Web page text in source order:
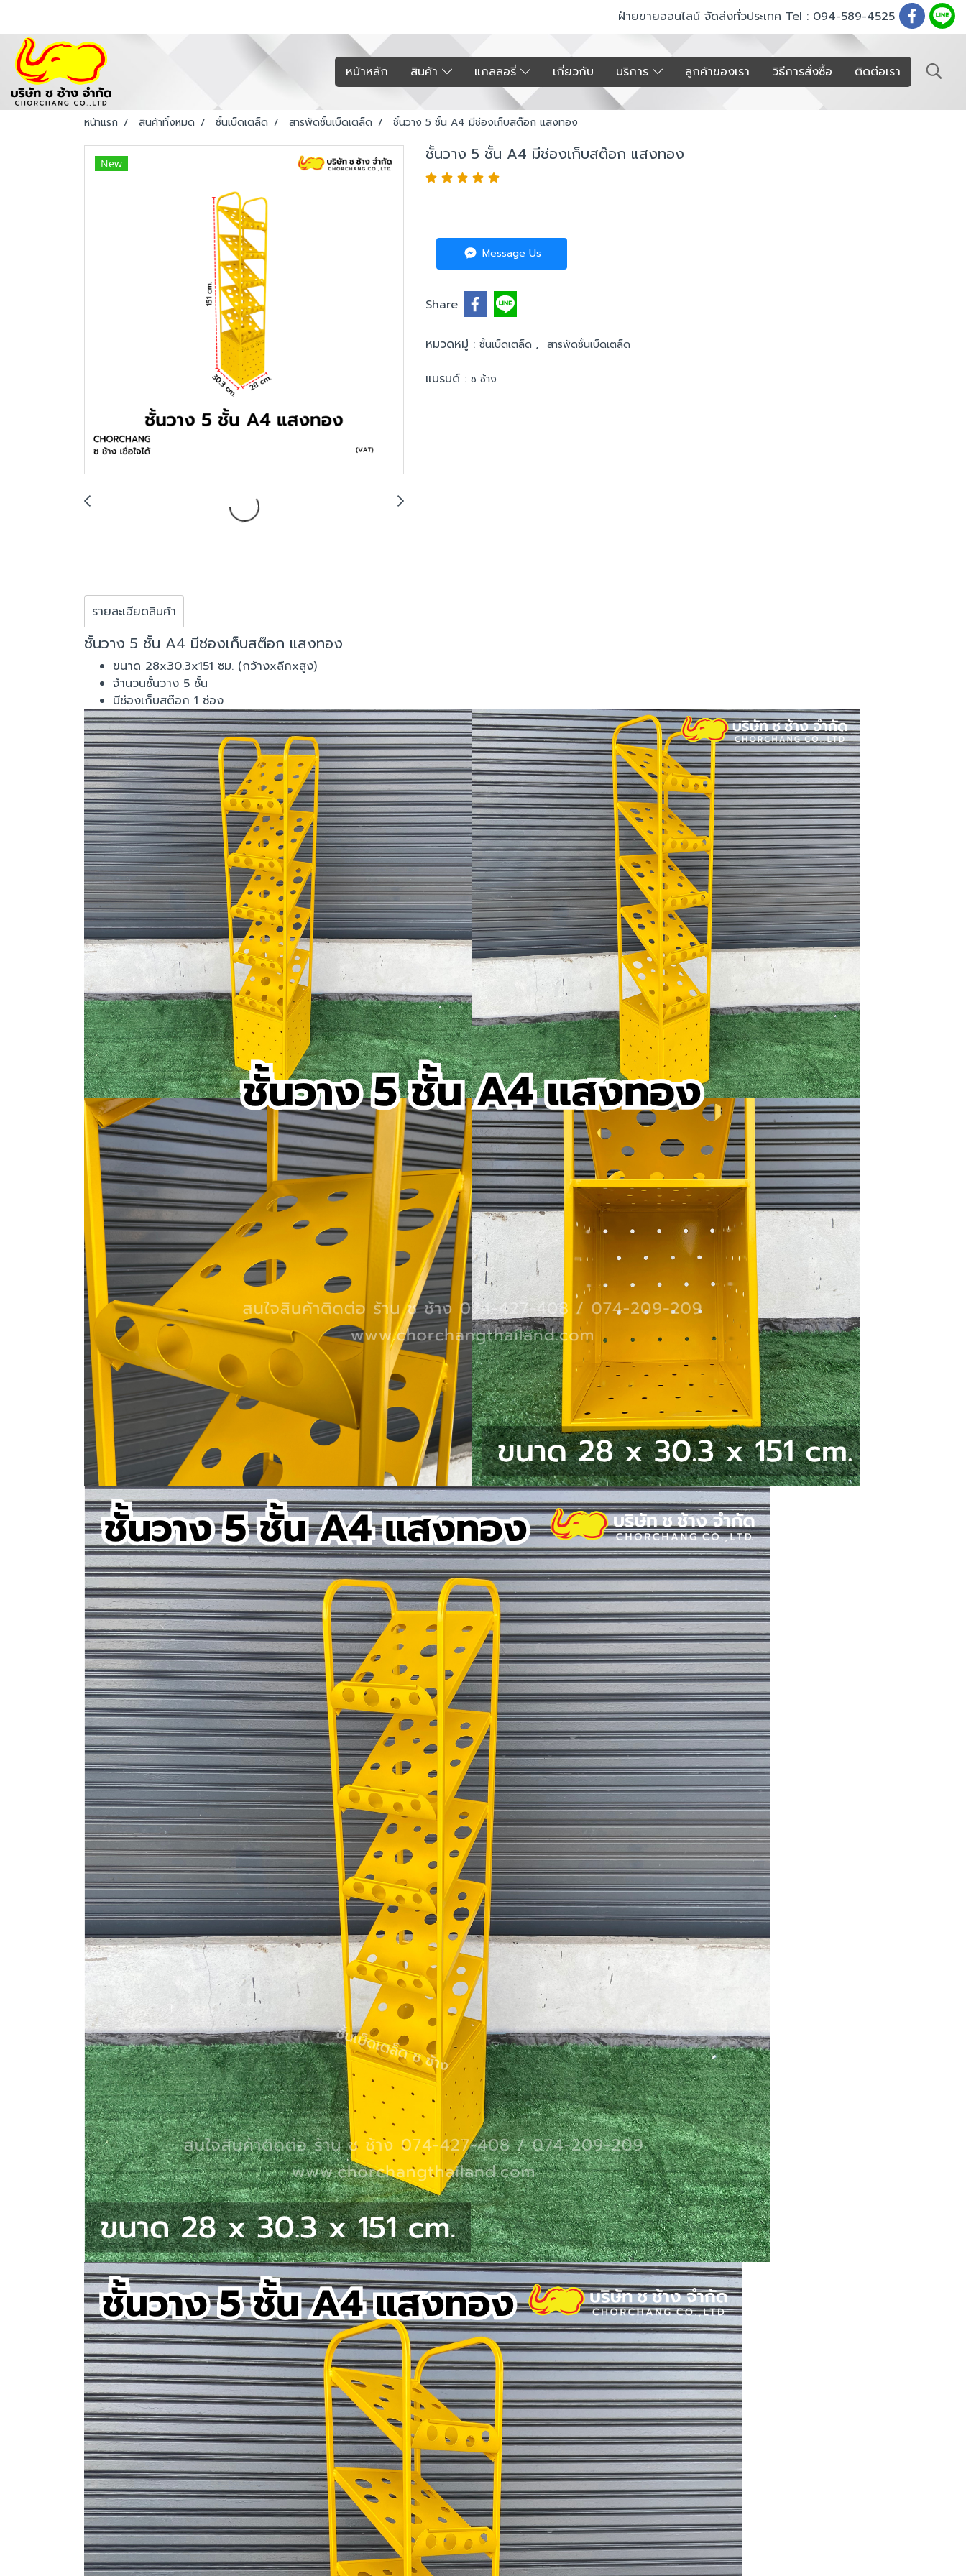
ฝ่ายขายออนไลน์ จัดส่งทั่วประเทศ Tel : 094-589-4525
หน้าหลัก สินค้า แกลลอรี่ เกี่ยวกับ บริการ ลูกค้าของเรา วิธีการสั่งซื้อ ติดต่อเรา
หน้าแรก สินค้าทั้งหมด ชั้นเบ็ดเตล็ด สารพัดชั้นเบ็ดเตล็ด ชั้นวาง 5 ชั้น A4 มีช่องเก็บสต๊อก แสงทอง
New ชั้นวาง 5 ชั้น A4 มีช่องเก็บสต๊อก แสงทอง
Message Us
Share
หมวดหมู่ : ชั้นเบ็ดเตล็ด , สารพัดชั้นเบ็ดเตล็ด
แบรนด์ : ช ช้าง
รายละเอียดสินค้า
ชั้นวาง 5 ชั้น A4 มีช่องเก็บสต๊อก แสงทอง
ขนาด 28x30.3x151 ซม. (กว้างxลึกxสูง)
จำนวนชั้นวาง 5 ชั้น
มีช่องเก็บสต๊อก 1 ช่อง